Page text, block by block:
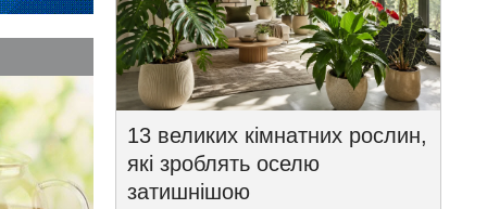
13 великих кімнатних рослин,
які зроблять оселю
затишнішою